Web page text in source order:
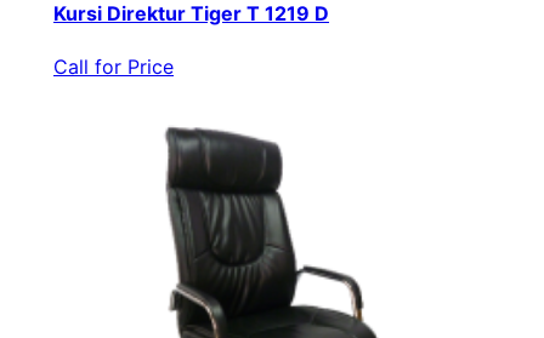
Kursi Direktur Tiger T 1219 D
Call for Price